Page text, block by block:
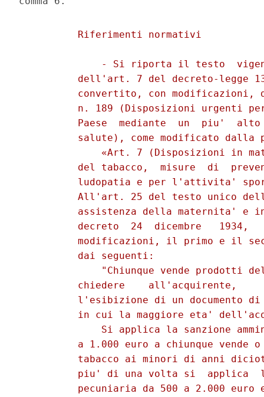
          Riferimenti normativi
- Si riporta il testo
dell'art. 7 del decreto-legge
convertito, con modificazioni,
n. 189 (Disposizioni urgenti
Paese  mediante  un  piu'
salute), come modificato dalla
«Art. 7 (Disposizioni in
del tabacco,  misure  di
ludopatia e per l'attivita'
All'art. 25 del testo unico
assistenza della maternita' e
decreto  24  dicembre   1934,
modificazioni, il primo e il
          dai seguenti:
"Chiunque vende prodotti
chiedere    all'acquirente,
l'esibizione di un documento
in cui la maggiore eta'
Si applica la sanzione
a 1.000 euro a chiunque vende
tabacco ai minori di anni
piu' di una volta si  applica
pecuniaria da 500 a 2.000 euro